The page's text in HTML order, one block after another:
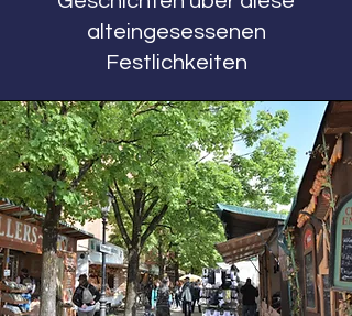
alteingesessenen
Festlichkeiten